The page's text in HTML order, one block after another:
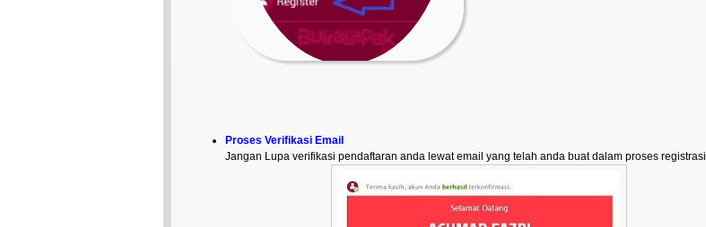
Proses Verifikasi Email
Jangan Lupa verifikasi pendaftaran anda lewat email yang telah anda buat dalam proses registrasi